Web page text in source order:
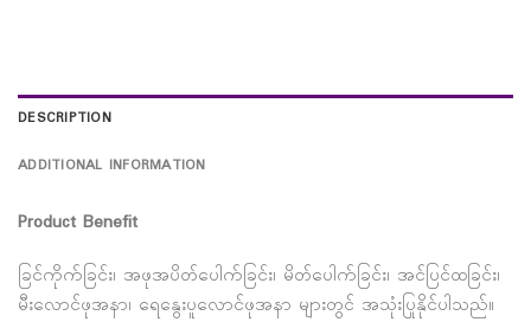
DESCRIPTION
ADDITIONAL INFORMATION
Product Benefit
ခြင်ကိုက်ခြင်း၊ အဖုအပိတ်ပေါက်ခြင်း၊ မိတ်ပေါက်ခြင်း၊ အင်ပြင်ထခြင်း၊
မီးလောင်ဖုအနာ၊ ရေနွေးပူလောင်ဖုအနာ များတွင် အသုံးပြုနိုင်ပါသည်။